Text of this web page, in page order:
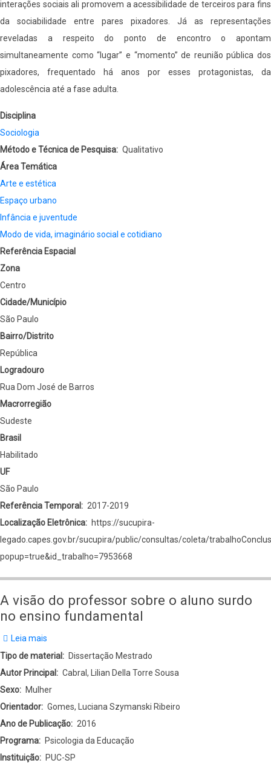
interações sociais ali promovem a acessibilidade de terceiros para fins
da sociabilidade entre pares pixadores. Já as representações
reveladas a respeito do ponto de encontro o apontam
simultaneamente como “lugar” e “momento” de reunião pública dos
pixadores, frequentado há anos por esses protagonistas, da
adolescência até a fase adulta.
Disciplina
Sociologia
Método e Técnica de Pesquisa
Qualitativo
Área Temática
Arte e estética
Espaço urbano
Infância e juventude
Modo de vida, imaginário social e cotidiano
Referência Espacial
Zona
Centro
Cidade/Município
São Paulo
Bairro/Distrito
República
Logradouro
Rua Dom José de Barros
Macrorregião
Sudeste
Brasil
Habilitado
UF
São Paulo
Referência Temporal
2017-2019
Localização Eletrônica
https://sucupira-
legado.capes.gov.br/sucupira/public/consultas/coleta/
popup=true&id_trabalho=7953668
A visão do professor sobre o aluno surdo
no ensino fundamental
Leia mais
A
visão
do
professor
sobre
o
aluno
Tipo de material
Dissertação Mestrado
Autor Principal
Cabral, Lilian Della Torre Sousa
Sexo
Mulher
Orientador
Gomes, Luciana Szymanski Ribeiro
Ano de Publicação
2016
Programa
Psicologia da Educação
Instituição
PUC-SP